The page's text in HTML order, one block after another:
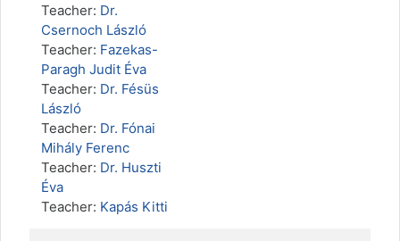
Teacher: Dr.
Csernoch László
Teacher: Fazekas-
Paragh Judit Éva
Teacher: Dr. Fésüs
László
Teacher: Dr. Fónai
Mihály Ferenc
Teacher: Dr. Huszti
Éva
Teacher: Kapás Kitti